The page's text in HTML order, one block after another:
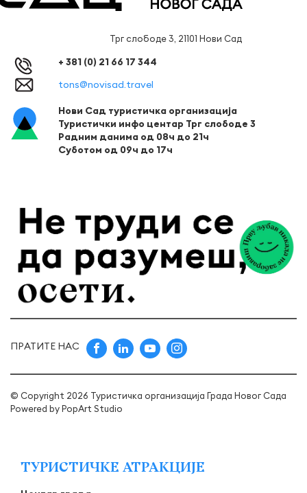
Трг слободе 3, 21101 Нови Сад
+ 381 (0) 21 66 17 344
tons@novisad.travel
Нови Сад туристичка организација
Туристички инфо центар Трг слободе 3
Радним данима од 08ч до 21ч
Суботом од 09ч до 17ч
ПРАТИТЕ НАС
© Copyright 2026 Туристичка организација Града Новог Сада
Powered byPopArt Studio
ТУРИСТИЧКЕ АТРАКЦИЈЕ